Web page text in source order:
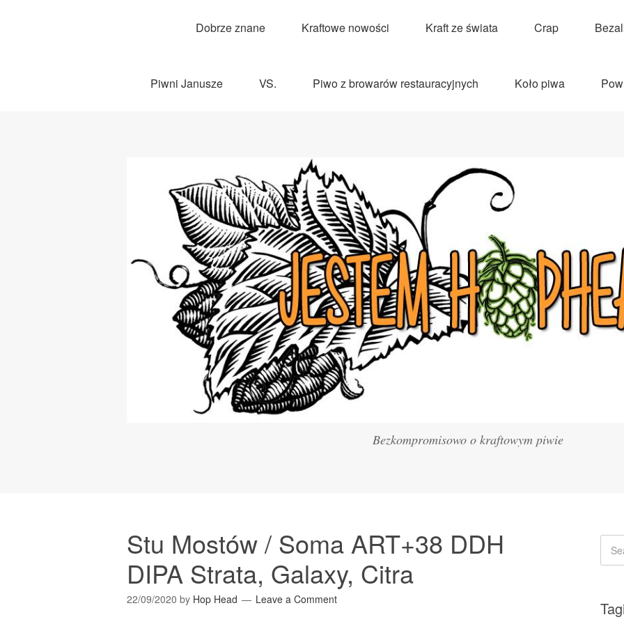
Dobrze znane Kraftowe nowości Kraft ze świata Crap
Piwni Janusze VS. Piwo z browarów restauracyjnych Koło piwa
Bezkompromisowo o kraftowym piwie
Stu Mostów / Soma ART+38 DDH
DIPA Strata, Galaxy, Citra
22/09/2020 by Hop Head Leave a Comment